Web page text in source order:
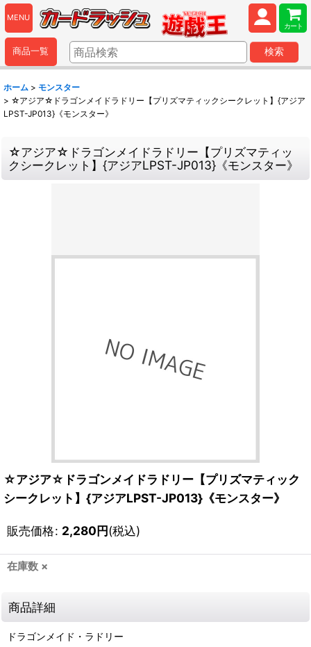
MENU
カート
商品一覧 検索
ホーム > モンスター
> ☆アジア☆ドラゴンメイドラドリー【プリズマティックシークレット】{アジア
LPST-JP013}《モンスター》
☆アジア☆ドラゴンメイドラドリー【プリズマティッ
クシークレット】{アジアLPST-JP013}《モンスター》
☆アジア☆ドラゴンメイドラドリー【プリズマティック
シークレット】{アジアLPST-JP013}《モンスター》
販売価格: 2,280円(税込)
在庫数 ×
商品詳細
ドラゴンメイド・ラドリー